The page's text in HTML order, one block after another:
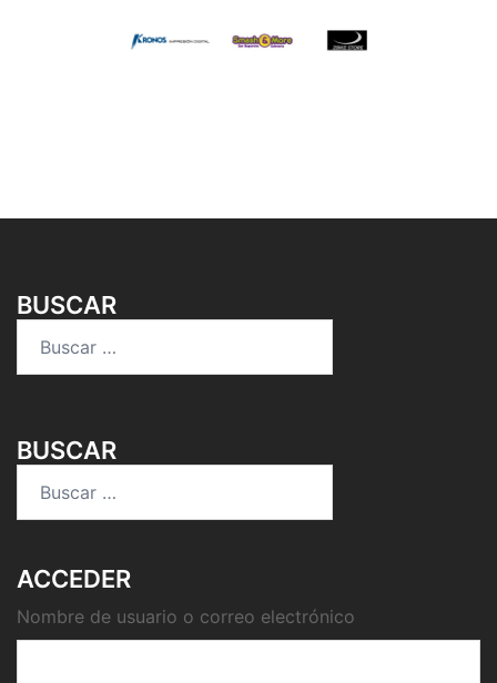
BUSCAR
BUSCAR
ACCEDER
Nombre de usuario o correo electrónico